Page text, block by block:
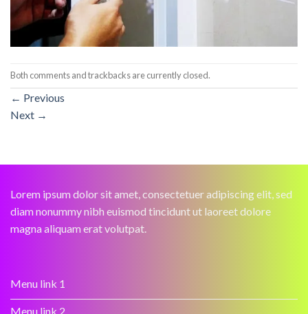
Both comments and trackbacks are currently closed.
← Previous
Next →
Lorem ipsum dolor sit amet, consectetuer adipiscing elit, sed
diam nonummy nibh euismod tincidunt ut laoreet dolore
magna aliquam erat volutpat.
Menu link 1
Menu link 2